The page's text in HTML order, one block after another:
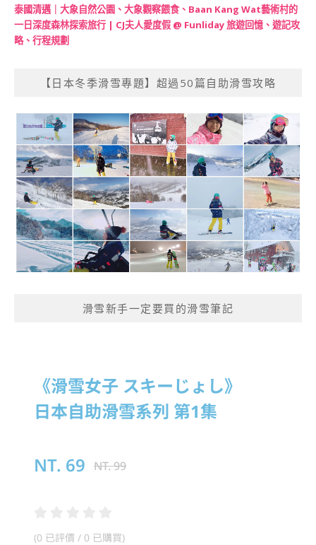
泰國清邁｜大象自然公園、大象觀察餵食、Baan Kang Wat藝術村的
一日深度森林探索旅行 | CJ夫人愛度假 @ Funliday 旅遊回憶、遊記攻
略、行程規劃
【日本冬季滑雪專題】超過50篇自助滑雪攻略
滑雪新手一定要買的滑雪筆記